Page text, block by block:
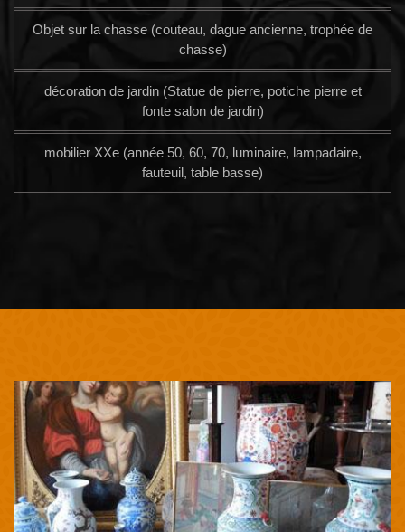
Objet sur la chasse (couteau, dague ancienne, trophée de
chasse)
décoration de jardin (Statue de pierre, potiche pierre et
fonte salon de jardin)
mobilier XXe (année 50, 60, 70, luminaire, lampadaire,
fauteuil, table basse)